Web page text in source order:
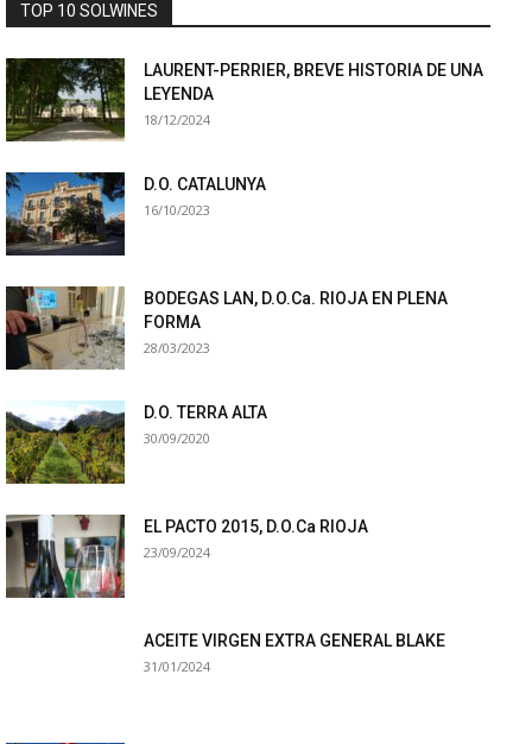
TOP 10 SOLWINES
LAURENT-PERRIER, BREVE HISTORIA DE UNA
LEYENDA
18/12/2024
D.O. CATALUNYA
16/10/2023
BODEGAS LAN, D.O.Ca. RIOJA EN PLENA
FORMA
28/03/2023
D.O. TERRA ALTA
30/09/2020
EL PACTO 2015, D.O.Ca RIOJA
23/09/2024
ACEITE VIRGEN EXTRA GENERAL BLAKE
31/01/2024